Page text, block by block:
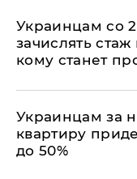
Украинцам со 2
зачислять
кому станет
Украинцам за
квартиру
до 50%